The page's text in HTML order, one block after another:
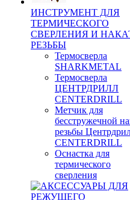
ИНСТРУМЕНТ ДЛЯ
ТЕРМИЧЕСКОГО
СВЕРЛЕНИЯ И
РЕЗЬБЫ
Термосверла
SHARKMETAL
Термосверла
ЦЕНТРДРИЛЛ
CENTERDRILL
Метчик для
бесстружечной
резьбы
CENTERDRILL
Оснастка для
термического
сверления